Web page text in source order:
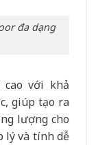
đa dạng
cao với khả
giúp tạo ra
lượng cho
lý và tính dễ